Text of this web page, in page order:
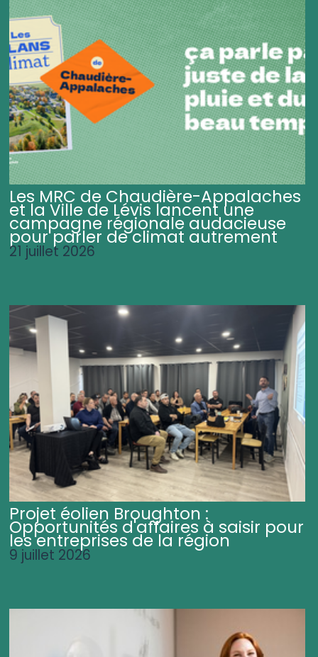
Les MRC de Chaudière-Appalaches
et la Ville de Lévis lancent une
campagne régionale audacieuse
pour parler de climat autrement
21 juillet 2026
Projet éolien Broughton :
Opportunités d'affaires à saisir pour
les entreprises de la région
9 juillet 2026